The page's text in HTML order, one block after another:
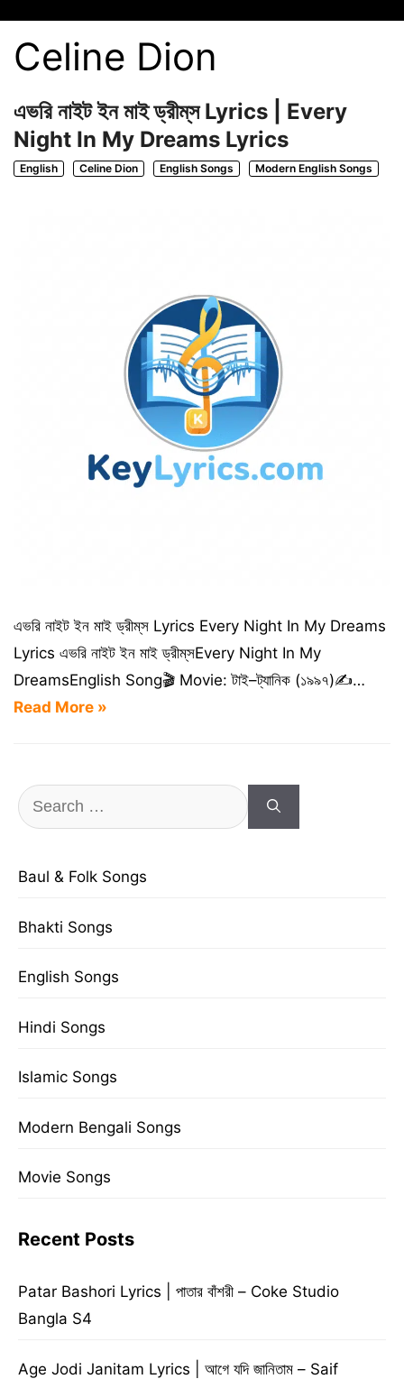
Celine Dion
এভরি নাইট ইন মাই ড্রীম্‌স Lyrics | Every
Night In My Dreams Lyrics
English Celine Dion English Songs Modern English Songs
এভরি নাইট ইন মাই ড্রীম্‌স Lyrics Every Night In My Dreams
Lyrics এভরি নাইট ইন মাই ড্রীম্‌সEvery Night In My
DreamsEnglish Song🎬 Movie: টাই–ট্যানিক (১৯৯৭)✍️…
Read More »
Search
for:
Baul & Folk Songs
Bhakti Songs
English Songs
Hindi Songs
Islamic Songs
Modern Bengali Songs
Movie Songs
Recent Posts
Patar Bashori Lyrics | পাতার বাঁশরী – Coke Studio
Bangla S4
Age Jodi Janitam Lyrics | আগে যদি জানিতাম – Saif